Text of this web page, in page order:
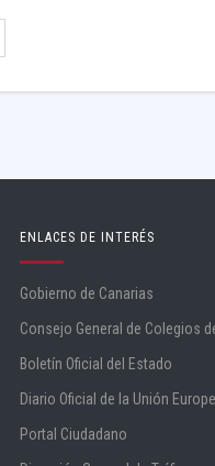
ENLACES DE INTERÉS
Gobierno de Canarias
Consejo General de Colegios
Boletín Oficial del Estado
Diario Oficial de la Unión
Portal Ciudadano